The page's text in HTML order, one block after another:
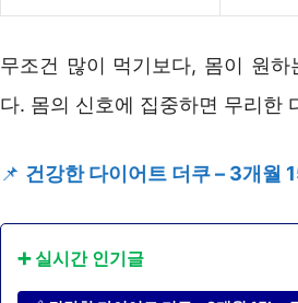
무조건 많이 먹기보다, 몸이 원
다. 몸의 신호에 집중하면 무리한
📌 건강한 다이어트 더쿠 – 3개월
➕ 실시간 인기글